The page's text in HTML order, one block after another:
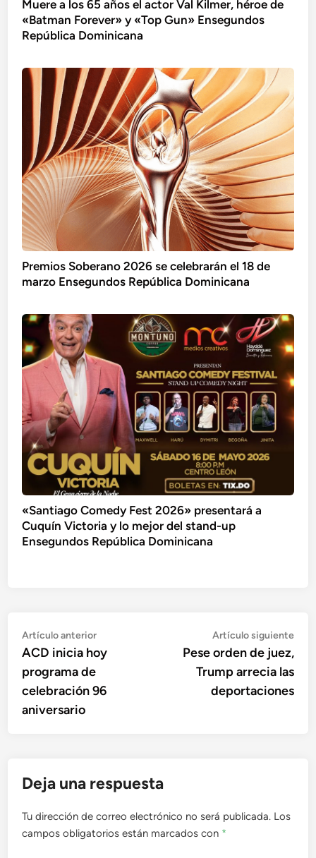
Muere a los 65 años el actor Val Kilmer, héroe de
«Batman Forever» y «Top Gun» Ensegundos
República Dominicana
Premios Soberano 2026 se celebrarán el 18 de
marzo Ensegundos República Dominicana
«Santiago Comedy Fest 2026» presentará a
Cuquín Victoria y lo mejor del stand-up
Ensegundos República Dominicana
Navegación
de
entradas
Artículo anteriorArtículo
anterior:
ACD inicia hoy
programa de
celebración 96
aniversario
Artículo siguiente
Pese orden de juez,
Trump arrecia las
deportaciones
Deja una respuesta
Tu dirección de correo electrónico no será publicada. Los
campos obligatorios están marcados con *